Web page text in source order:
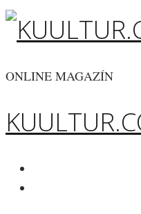
ONLINE MAGAZÍN